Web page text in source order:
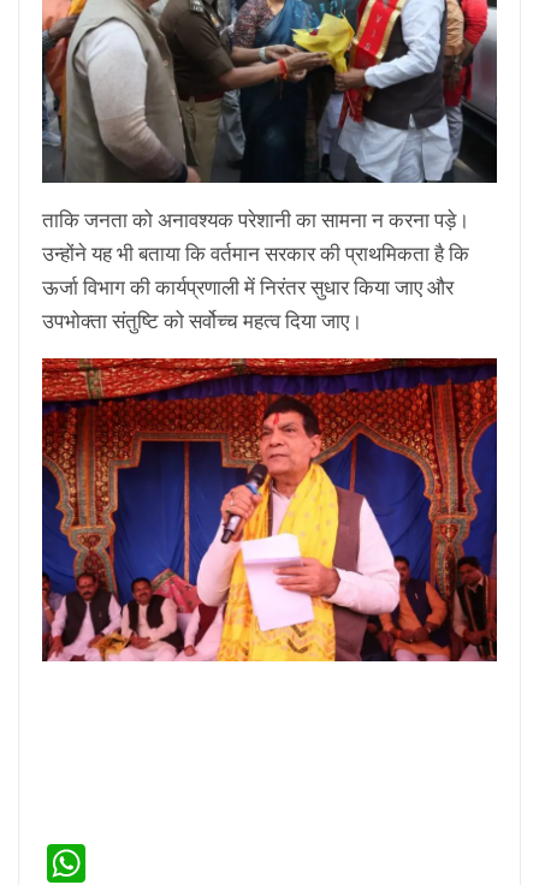
ताकि जनता को अनावश्यक परेशानी का सामना न करना पड़े।
उन्होंने यह भी बताया कि वर्तमान सरकार की प्राथमिकता है कि
ऊर्जा विभाग की कार्यप्रणाली में निरंतर सुधार किया जाए और
उपभोक्ता संतुष्टि को सर्वोच्च महत्व दिया जाए।